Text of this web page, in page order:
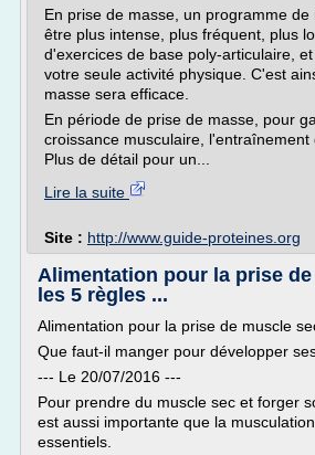
En prise de masse, un programme de
être plus intense, plus fréquent, plus
d'exercices de base poly-articulaire,
votre seule activité physique. C'est
masse sera efficace.
En période de prise de masse, pour
croissance musculaire, l'entraînement
Plus de détail pour un...
Lire la suite
Site : http://www.guide-proteines.org
Alimentation pour la prise
les 5 règles ...
Alimentation pour la prise de muscle
Que faut-il manger pour développer
--- Le 20/07/2016 ---
Pour prendre du muscle sec et forger
est aussi importante que la
essentiels.